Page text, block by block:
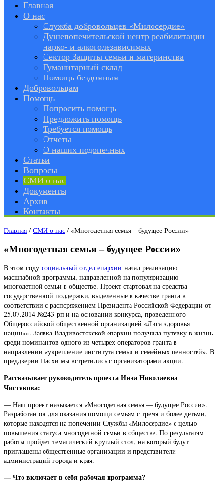
Главная
О нас
Служба добровольцев «Милосердие»
Душепопечительской центр реабилитации
нарко- и алкоголезависимых
Сектор Защиты семьи и материнства
Гуманитарный склад
Помощь бездомным
Добровольцам
Помощь
Попросить помощь
Предложить помощь
Требуется помощь
Отчеты
О наших подопечных
Статьи
Вопросы
СМИ о нас
Документы
Архив
Контакты
Главная / СМИ о нас / «Многодетная семья – будущее России»
«Многодетная семья – будущее России»
В этом году социальный отдел епархии начал реализацию
масштабной программы, направленной на популяризацию
многодетной семьи в обществе. Проект стартовал на средства
государственной поддержки, выделенные в качестве гранта в
соответствии с распоряжением Президента Российской Федерации от
25.07.2014 №243-рп и на основании конкурса, проведенного
Общероссийской общественной организацией «Лига здоровья
нации»». Заявка Владивостокской епархии получила путевку в жизнь
среди номинантов одного из четырех операторов гранта в
направлении «укрепление института семьи и семейных ценностей». В
преддверии Пасхи мы встретились с организаторами акции.
Рассказывает руководитель проекта Инна Николаевна
Чистякова:
— Наш проект называется «Многодетная семья — будущее России».
Разработан он для оказания помощи семьям с тремя и более детьми,
которые находятся на попечении Службы «Милосердие» с целью
повышения статуса многодетной семьи в обществе. По результатам
работы пройдет тематический круглый стол, на который будут
приглашены общественные организации и представители
администраций города и края.
— Что включает в себя рабочая программа?